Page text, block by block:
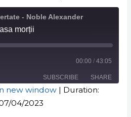
- Noble Alexander
morții
00:00 / 43:05
SUBSCRIBE SHARE
new window| Duration:
04/2023